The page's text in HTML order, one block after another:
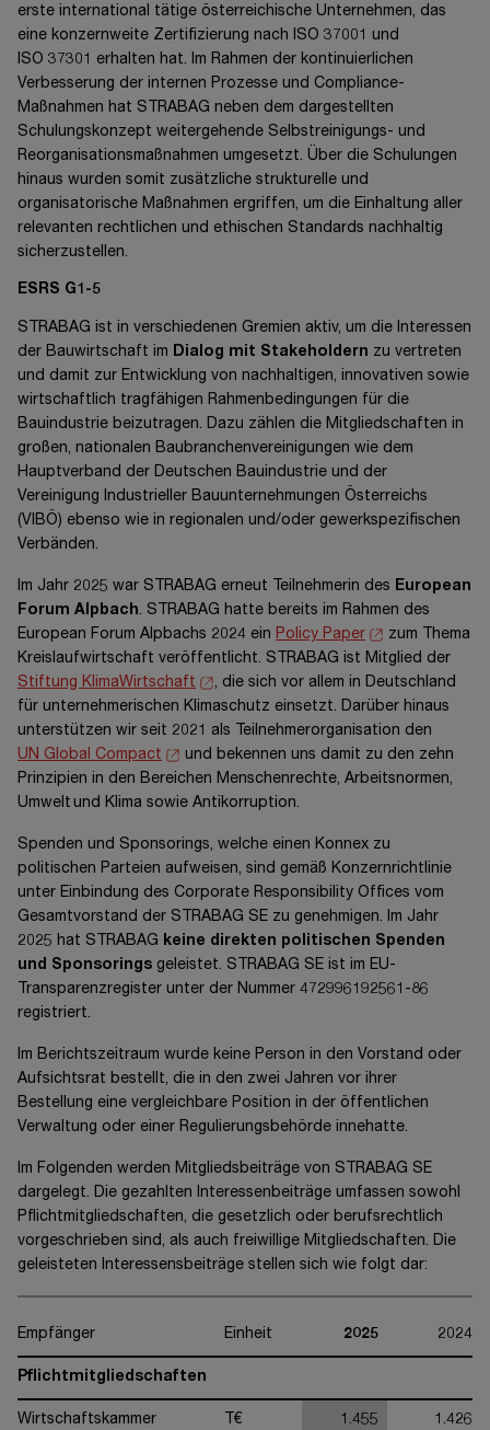
erste international tätige österreichische Unternehmen, das
eine konzernweite Zertifizierung nach ISO 37001 und
ISO 37301 erhalten hat. Im Rahmen der kontinuierlichen
Verbesserung der internen Prozesse und Compliance-
Maßnahmen hat STRABAG neben dem dargestellten
Schulungskonzept weitergehende Selbstreinigungs- und
Reorganisationsmaßnahmen umgesetzt. Über die Schulungen
hinaus wurden somit zusätzliche strukturelle und
organisatorische Maßnahmen ergriffen, um die Einhaltung aller
relevanten rechtlichen und ethischen Standards nachhaltig
sicherzustellen.
ESRS G1-5
STRABAG ist in verschiedenen Gremien aktiv, um die Interessen
der Bauwirtschaft im Dialog mit Stakeholdern zu vertreten
und damit zur Entwicklung von nachhaltigen, innovativen sowie
wirtschaftlich tragfähigen Rahmenbedingungen für die
Bauindustrie beizutragen. Dazu zählen die Mitgliedschaften in
großen, nationalen Baubranchenvereinigungen wie dem
Hauptverband der Deutschen Bauindustrie und der
Vereinigung Industrieller Bauunternehmungen Österreichs
(VIBÖ) ebenso wie in regionalen und/oder gewerkspezifischen
Verbänden.
Im Jahr 2025 war STRABAG erneut Teilnehmerin des European
Forum Alpbach. STRABAG hatte bereits im Rahmen des
European Forum Alpbachs 2024 ein Policy Paper
zum Thema
Kreislaufwirtschaft veröffentlicht. STRABAG ist Mitglied der
Stiftung KlimaWirtschaft
, die sich vor allem in Deutschland
für unternehmerischen Klimaschutz einsetzt. Darüber hinaus
unterstützen wir seit 2021 als Teilnehmerorganisation den
UN Global Compact
und bekennen uns damit zu den zehn
Prinzipien in den Bereichen Menschenrechte, Arbeitsnormen,
Umwelt und Klima sowie Antikorruption.
Spenden und Sponsorings, welche einen Konnex zu
politischen Parteien aufweisen, sind gemäß Konzernrichtlinie
unter Einbindung des Corporate Responsibility Offices vom
Gesamtvorstand der STRABAG SE zu genehmigen. Im Jahr
2025 hat STRABAG keine direkten politischen Spenden
und Sponsorings geleistet. STRABAG SE ist im EU-
Transparenzregister unter der Nummer 472996192561-86
registriert.
Im Berichtszeitraum wurde keine Person in den Vorstand oder
Aufsichtsrat bestellt, die in den zwei Jahren vor ihrer
Bestellung eine vergleichbare Position in der öffentlichen
Verwaltung oder einer Regulierungsbehörde innehatte.
Im Folgenden werden Mitgliedsbeiträge von STRABAG SE
dargelegt. Die gezahlten Interessenbeiträge umfassen sowohl
Pflichtmitgliedschaften, die gesetzlich oder berufsrechtlich
vorgeschrieben sind, als auch freiwillige Mitgliedschaften. Die
geleisteten Interessensbeiträge stellen sich wie folgt dar:
Empfänger Einheit 2025 2024
Pflichtmitgliedschaften
Wirtschaftskammer
T€ 1.455 1.426